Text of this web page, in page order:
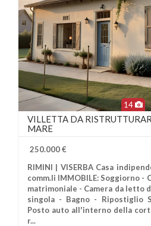
14
Più
VILLETTA DA
MARE
250.000 €
RIMINI | VISERBA Casa
comm.li IMMOBILE: Soggiorno -
matrimoniale - Camera da letto
singola - Bagno - Ripostiglio
Posto auto all'interno della
r...